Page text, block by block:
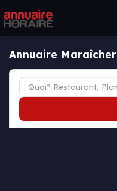
Annuaire Maraîcher